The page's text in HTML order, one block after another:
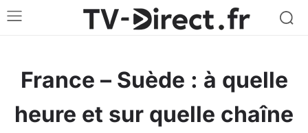
France – Suède : à quelle
heure et sur quelle chaîne